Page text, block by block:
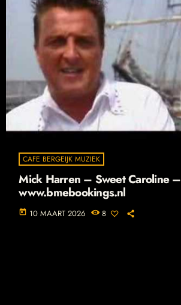
CAFE BERGEIJK MUZIEK
Mick Harren – Sweet Caroline –
www.bmebookings.nl
today 10 MAART 2026 8